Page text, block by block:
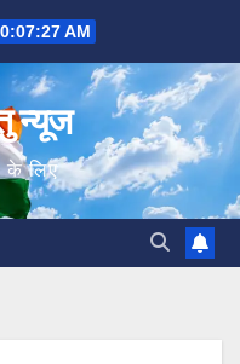
AM
न्यूज
के लिए